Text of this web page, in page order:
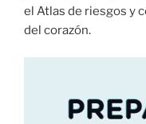
el Atlas de riesgos y
del corazón.